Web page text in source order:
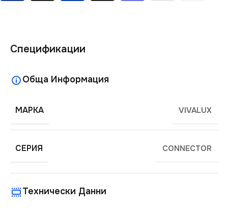
Спецификации
Обща Информация
МАРКА VIVALUX
СЕРИЯ CONNECTOR
Технически Данни